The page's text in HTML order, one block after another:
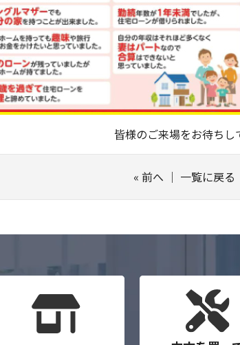
皆様のご来場をお待ちし
« 前へ ｜ 一覧に戻る